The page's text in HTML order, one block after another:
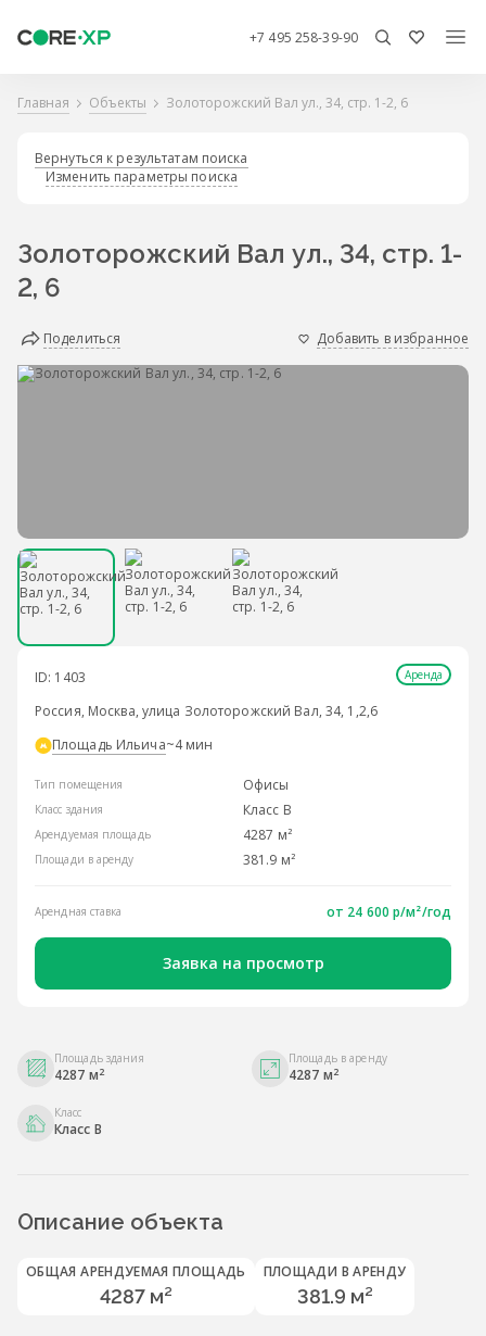
+7 495 258-39-90
Главная Объекты Золоторожский Вал ул., 34, стр. 1-2, 6
Вернуться к результатам поиска
Изменить параметры поиска
Золоторожский Вал ул., 34, стр. 1-
2, 6
Поделиться Добавить в избранное
ID: 1403 Аренда
Россия, Москва, улица Золоторожский Вал, 34, 1,2,6
Площадь Ильича~4 мин
Тип помещения Офисы
Класс здания Класс B
Арендуемая площадь 4287 м²
Площади в аренду 381.9 м²
Арендная ставка от 24 600 р/м²/год
Заявка на просмотр
Площадь здания
4287 м2
Площадь в аренду
4287 м2
Класс
Класс B
Описание объекта
ОБЩАЯ АРЕНДУЕМАЯ ПЛОЩАДЬ
4287 м²
ПЛОЩАДИ В АРЕНДУ
381.9 м²